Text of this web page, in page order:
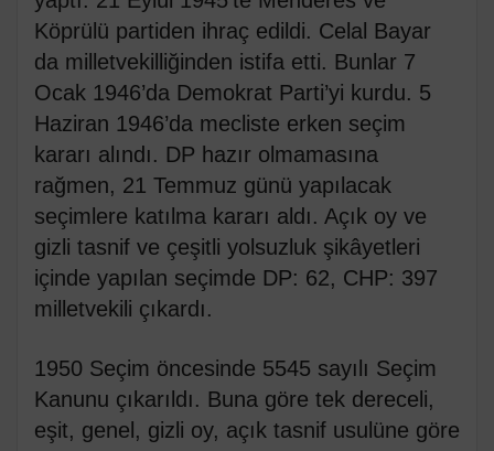
Köprülü partiden ihraç edildi. Celal Bayar
da milletvekilliğinden istifa etti. Bunlar 7
Ocak 1946’da Demokrat Parti’yi kurdu. 5
Haziran 1946’da mecliste erken seçim
kararı alındı. DP hazır olmamasına
rağmen, 21 Temmuz günü yapılacak
seçimlere katılma kararı aldı. Açık oy ve
gizli tasnif ve çeşitli yolsuzluk şikâyetleri
içinde yapılan seçimde DP: 62, CHP: 397
milletvekili çıkardı.
1950 Seçim öncesinde 5545 sayılı Seçim
Kanunu çıkarıldı. Buna göre tek dereceli,
eşit, genel, gizli oy, açık tasnif usulüne göre